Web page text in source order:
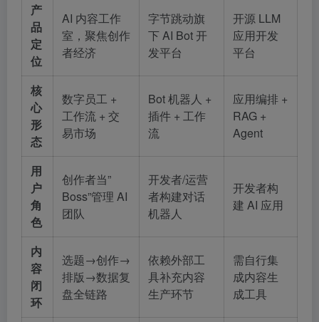
产
品
定
位
AI 内容工作
室，聚焦创作
者经济
字节跳动旗
下 AI Bot 开
发平台
开源 LLM
应用开发
平台
核
心
形
态
数字员工 +
工作流 + 交
易市场
Bot 机器人 +
插件 + 工作
流
应用编排 +
RAG +
Agent
用
户
角
色
创作者当”
Boss”管理 AI
团队
开发者/运营
者构建对话
机器人
开发者构
建 AI 应用
内
容
闭
环
选题→创作→
排版→数据复
盘全链路
依赖外部工
具补充内容
生产环节
需自行集
成内容生
成工具